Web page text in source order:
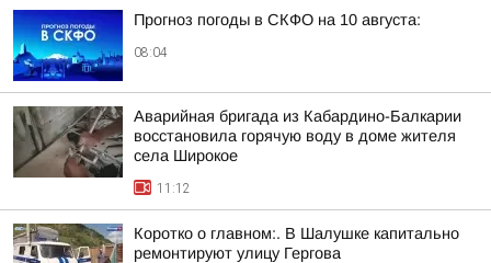
Прогноз погоды в СКФО на 10 августа:
08:04
Аварийная бригада из Кабардино-Балкарии
восстановила горячую воду в доме жителя
села Широкое
11:12
Коротко о главном:. В Шалушке капитально
ремонтируют улицу Гергова